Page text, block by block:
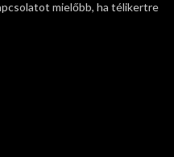
mielőbb, ha télikertre